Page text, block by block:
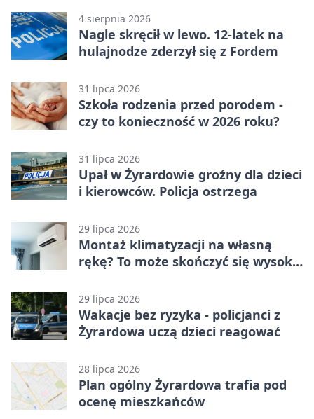
4 sierpnia 2026
Nagle skręcił w lewo. 12-latek na
hulajnodze zderzył się z Fordem
31 lipca 2026
Szkoła rodzenia przed porodem -
czy to konieczność w 2026 roku?
31 lipca 2026
Upał w Żyrardowie groźny dla dzieci
i kierowców. Policja ostrzega
29 lipca 2026
Montaż klimatyzacji na własną
rękę? To może skończyć się wysoką
29 lipca 2026
Wakacje bez ryzyka - policjanci z
Żyrardowa uczą dzieci reagować
28 lipca 2026
Plan ogólny Żyrardowa trafia pod
ocenę mieszkańców